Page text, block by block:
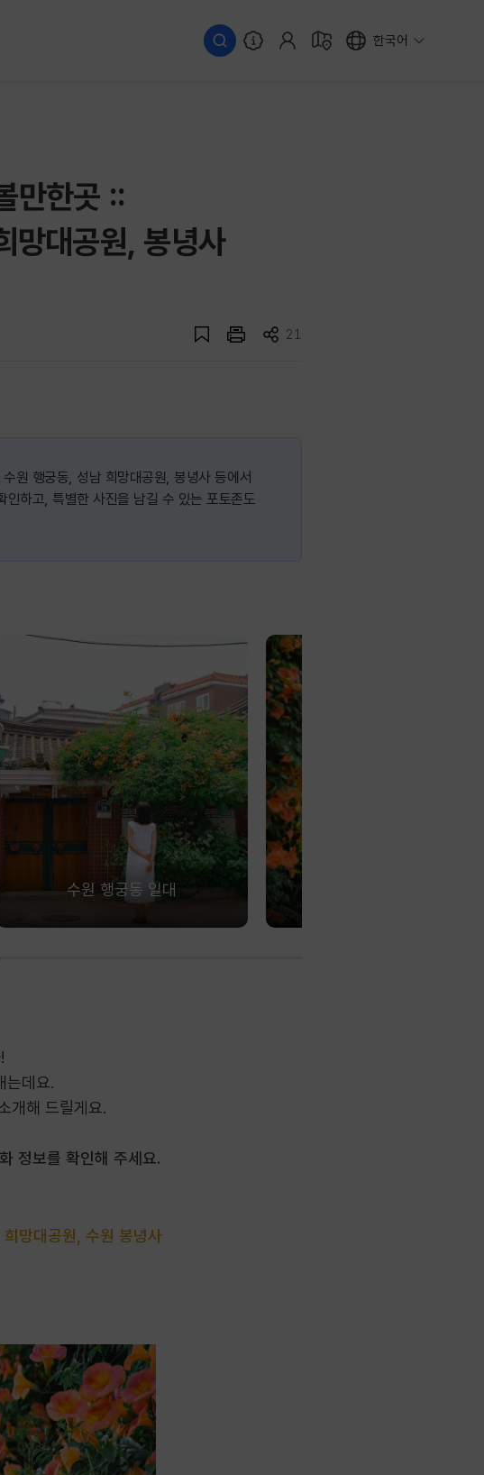
한국어
만한곳 ::
망대공원, 봉녕사
21
원 행궁동, 성남 희망대공원, 봉녕사 등에서
하고, 특별한 사진을 남길 수 있는 포토존도
수원 행궁동 일대
는데요.
개해 드릴게요.
정보를 확인해 주세요.
망대공원, 수원 봉녕사